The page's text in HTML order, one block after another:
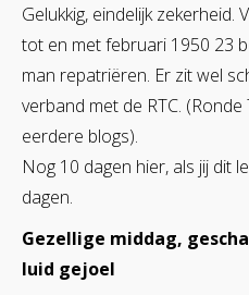
Gelukkig, eindelijk zekerheid.
tot en met februari 1950 23
man repatriëren. Er zit wel
verband met de RTC.
eerdere blogs).
Nog 10 dagen hier, als jij dit
dagen.
Gezellige middag,
luid gejoel